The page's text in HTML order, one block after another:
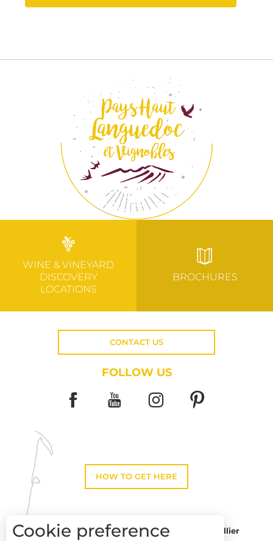
WINE & VINEYARD
DISCOVERY
LOCATIONS
BROCHURES
CONTACT US
FOLLOW US
HOW TO GET HERE
Toulouse
Montpellier
Cookie preference